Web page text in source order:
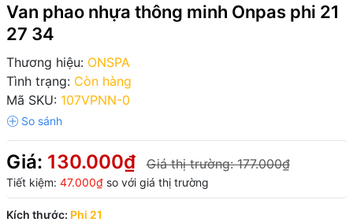
Van phao nhựa thông minh Onpas phi 21
27 34
Thương hiệu: ONSPA
Tình trạng: Còn hàng
Mã SKU: 107VPNN-0
Giá: 130.000₫ Giá thị trường:177.000₫
Tiết kiệm: 47.000₫so với giá thị trường
Kích thước: Phi 21